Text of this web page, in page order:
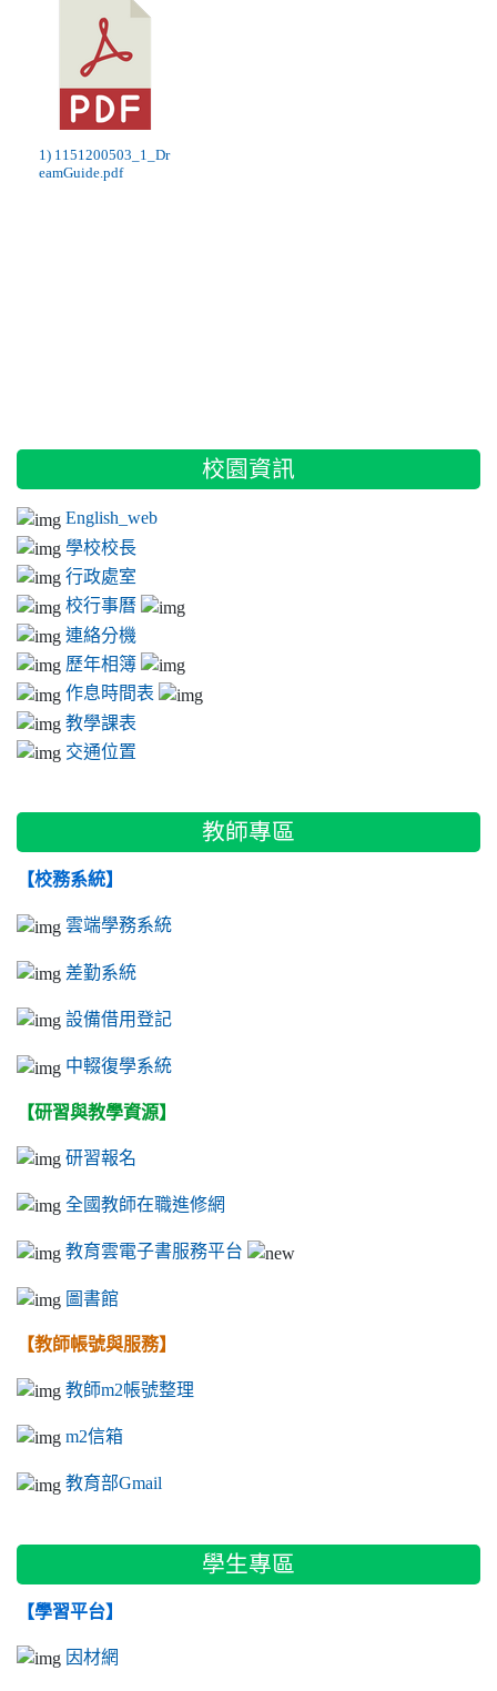
1) 1151200503_1_Dr
eamGuide.pdf
::: 校園資訊
English_web
學校校長
行政處室
校行事曆
連絡分機
歷年相簿
作息時間表
教學課表
交通位置
教師專區
【校務系統】
雲端學務系統
差勤系統
設備借用登記
中輟復學系統
【研習與教學資源】
研習報名
全國教師在職進修網
教育雲電子書服務平台
圖書館
【教師帳號與服務】
教師m2帳號整理
m2信箱
教育部Gmail
學生專區
【學習平台】
因材網